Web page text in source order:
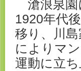
滄浪泉園
1920年代
移り、川
によりマ
運動に立